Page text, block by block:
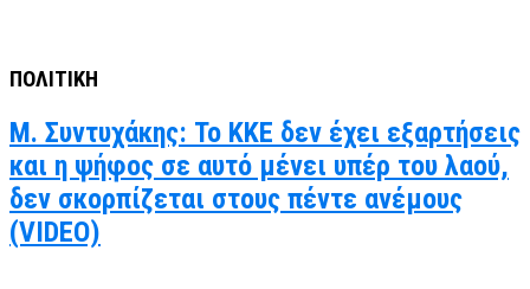
ΠΟΛΙΤΙΚΗ
Μ. Συντυχάκης: Το ΚΚΕ δεν έχει εξαρτήσεις
και η ψήφος σε αυτό μένει υπέρ του λαού,
δεν σκορπίζεται στους πέντε ανέμους
(VIDEO)